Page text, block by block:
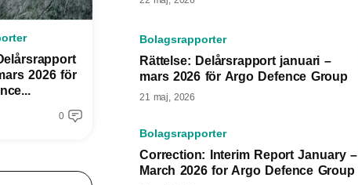
2026 för
0
Bolagsrapporter
Rättelse: Delårsrapport januari –
mars 2026 för Argo Defence Group
21 maj, 2026
Bolagsrapporter
Correction: Interim Report January –
March 2026 for Argo Defence Group